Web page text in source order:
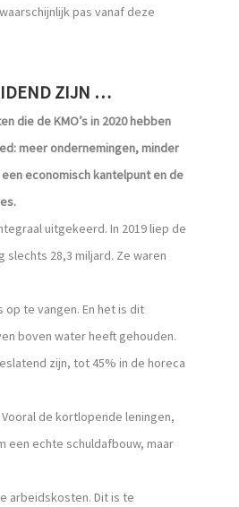
pas vanaf deze
ZIJN …
die de KMO’s in 2020 hebben
meer ondernemingen, minder
economisch kantelpunt en de
uitgekeerd. In 2019 liep de
28,3 miljard. Ze waren
te vangen. En het is dit
boven water heeft gehouden.
zijn, tot 45% in de horeca
de kortlopende leningen,
een echte schuldafbouw, maar
arbeidskosten. Dit is te